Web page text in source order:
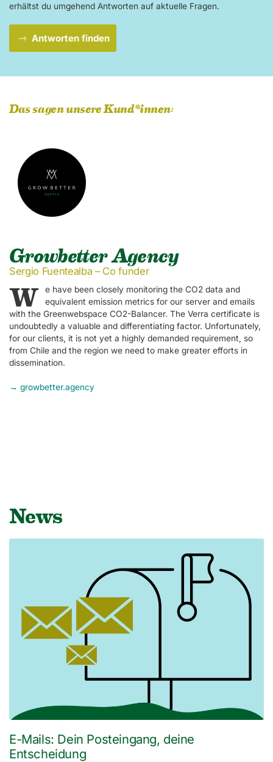
erhältst du umgehend Antworten auf aktuelle Fragen.
Antworten finden
Das sagen unsere Kund*innen:
Growbetter Agency
Sergio Fuentealba – Co funder
W
e have been closely monitoring the CO2 data and
equivalent emission metrics for our server and emails
with the Greenwebspace CO2-Balancer. The Verra certificate is
undoubtedly a valuable and differentiating factor. Unfortunately,
for our clients, it is not yet a highly demanded requirement, so
from Chile and the region we need to make greater efforts in
dissemination.
→ growbetter.agency
News
E-Mails: Dein Posteingang, deine
Entscheidung